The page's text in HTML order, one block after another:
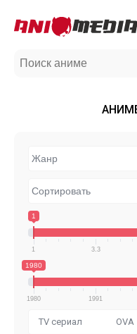
1
1 3.3
1980
1980 1991
TV сериал OVA